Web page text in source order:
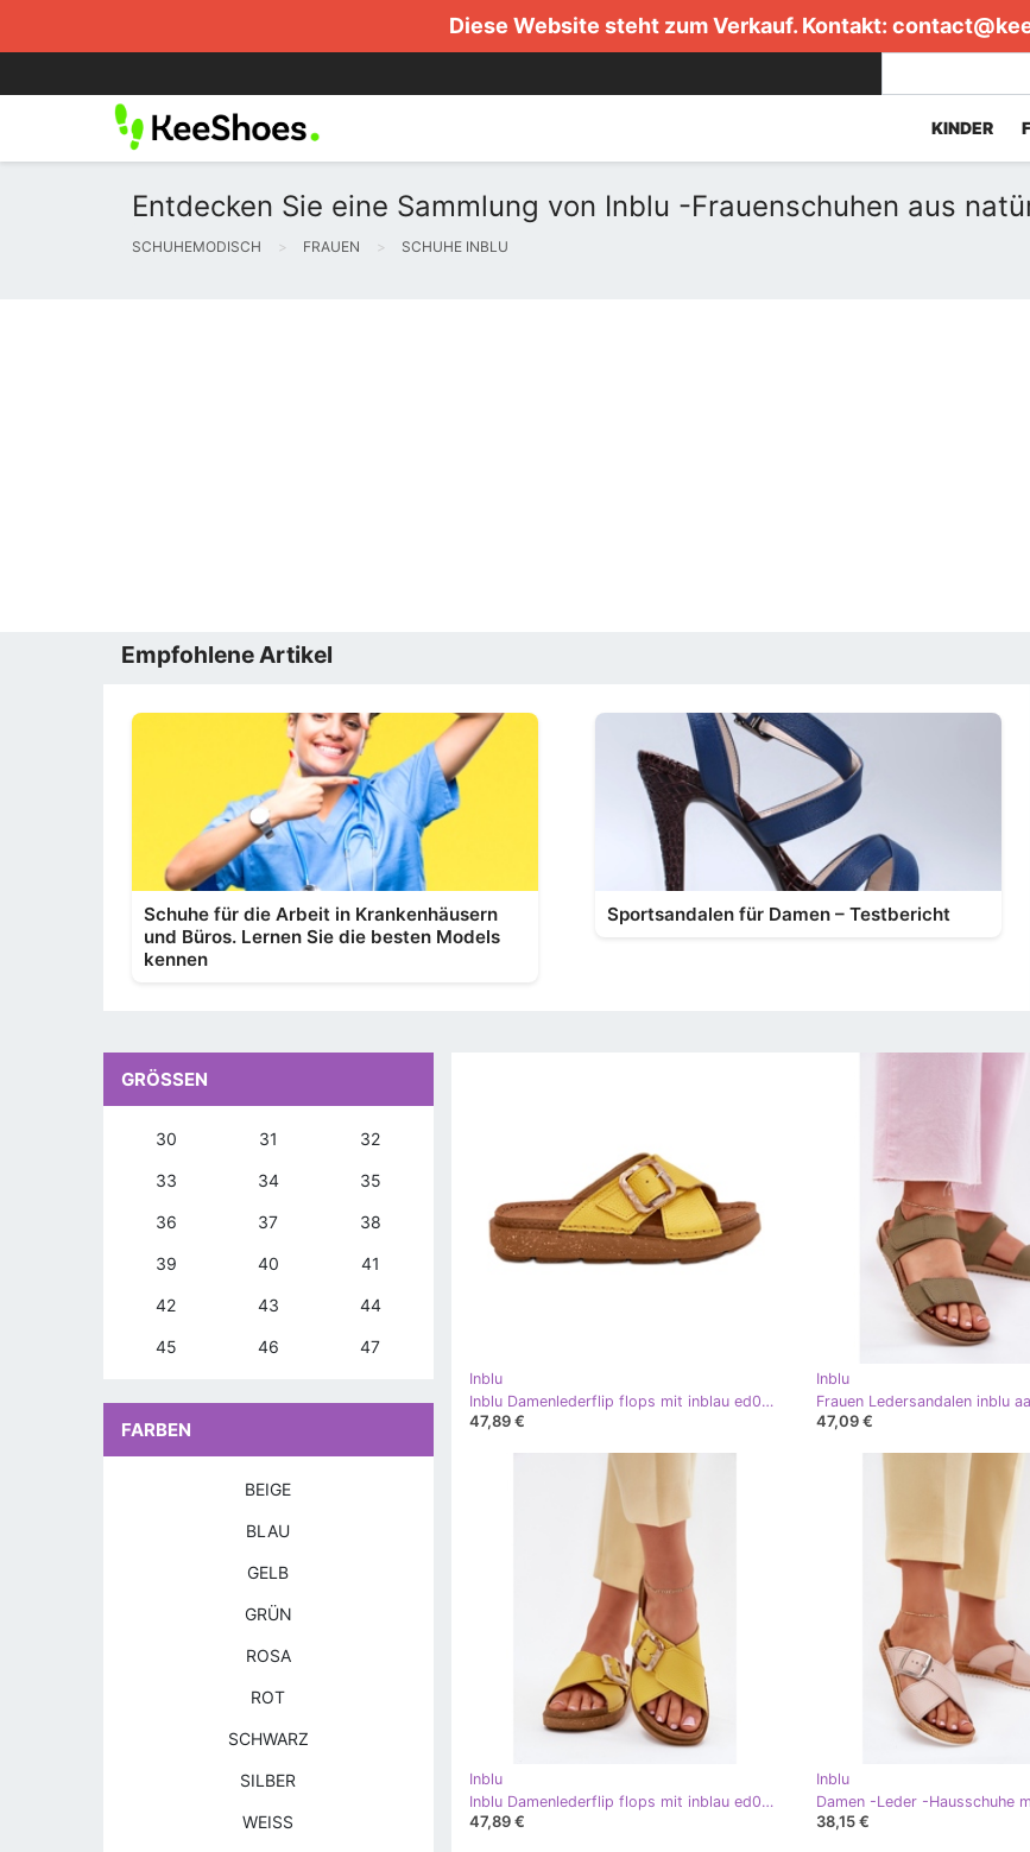
Diese Website steht zum Verkauf. Kontakt:
KINDER
Entdecken Sie eine Sammlung von Inblu -Frauenschuhen aus
SCHUHEMODISCH FRAUEN SCHUHE INBLU
Empfohlene Artikel
Schuhe für die Arbeit in Krankenhäusern
und Büros. Lernen Sie die besten Models
kennen
Sportsandalen für Damen – Testbericht
Inblu
Inblu Damenlederflip flops mit inblau ed0003iu gelb
47,89 €
Inblu
Frauen Ledersandalen inblu
47,09 €
Inblu
Inblu Damenlederflip flops mit inblau ed0003iu gelb
47,89 €
Inblu
38,15 €
GRÖSSEN
30 31 32
33 34 35
36 37 38
39 40 41
42 43 44
45 46 47
FARBEN
BEIGE
BLAU
GELB
GRÜN
ROSA
ROT
SCHWARZ
SILBER
WEISS